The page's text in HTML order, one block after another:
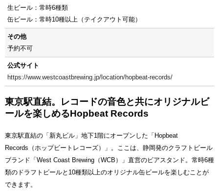
生ビール：常時6種類
缶ビール：常時10種以上（テイクアウト可能）
その他
予約不可
公式サイト
https://www.westcoastbrewing.jp/location/hopbeat-records/
東京駅直結。レコードの音色と共にオリジナルビ
ールを楽しめるHopbeat Records
東京駅直結の「新丸ビル」地下1階にオープンした「Hopbeat
Records（ホップビートレコーズ）」。ここは、静岡発のクラフトビール
ブランド「West Coast Brewing（WCB）」直営のビアスタンド。常時6種
類のドラフトビールと10種類以上のオリジナル缶ビールを楽しむことが
できます。